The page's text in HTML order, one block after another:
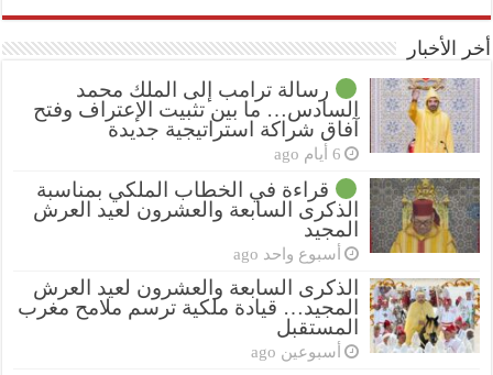
أخر الأخبار
رسالة ترامب إلى الملك محمد
السادس… ما بين تثبيت الإعتراف وفتح
آفاق شراكة استراتيجية جديدة
6 أيام ago
قراءة في الخطاب الملكي بمناسبة
الذكرى السابعة والعشرون لعيد العرش
المجيد
أسبوع واحد ago
الذكرى السابعة والعشرون لعيد العرش
المجيد… قيادة ملكية ترسم ملامح مغرب
المستقبل
أسبوعين ago